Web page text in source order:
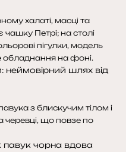
неймовірний шлях від
павук чорна вдова